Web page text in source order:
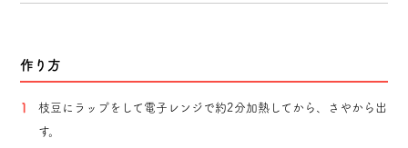
作り方
枝豆にラップをして電子レンジで約2分加熱してから、さやから出
す。